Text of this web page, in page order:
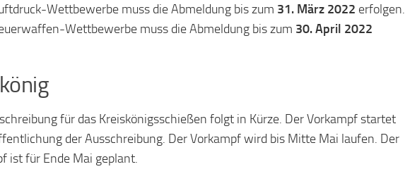
Wettbewerbe muss die Abmeldung bis zum 31. März 2022 erfolgen.
Wettbewerbe muss die Abmeldung bis zum 30. April 2022
für das Kreiskönigsschießen folgt in Kürze. Der Vorkampf startet
der Ausschreibung. Der Vorkampf wird bis Mitte Mai laufen. Der
ist für Ende Mai geplant.